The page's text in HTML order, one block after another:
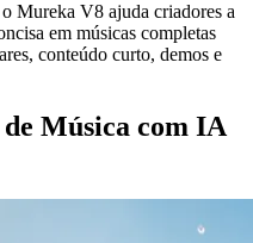
Mureka V8 ajuda criadores a
em músicas completas
conteúdo curto, demos e
Música com IA